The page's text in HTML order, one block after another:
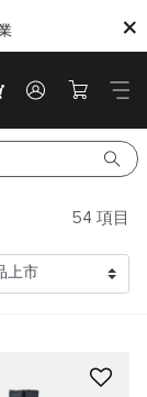
54 項目